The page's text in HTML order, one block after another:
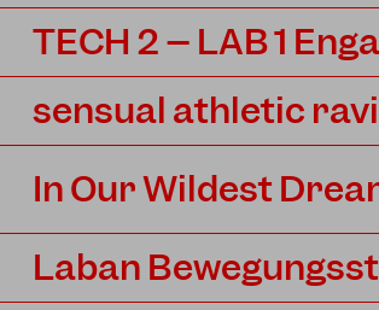
TECH 2 – LAB 1
sensual athletic
In Our Wildest
Laban